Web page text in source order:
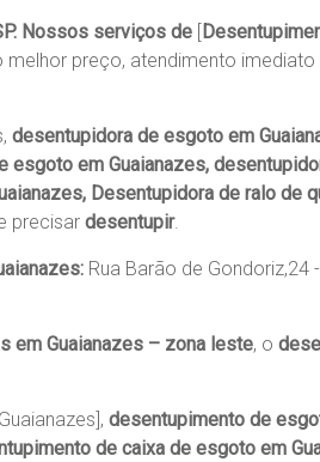
Nossos serviços de
melhor preço, atendimento
desentupidora de esgoto em
em Guaianazes,
Desentupidora de ralo de
precisar desentupir.
Rua Barão de Gondoriz,24
em Guaianazes – zona leste, o
desentupimento de
de caixa de esgoto em